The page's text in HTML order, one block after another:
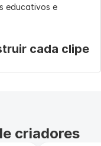
educativos e
cada clipe
testar ganchos,
produção da
criadores